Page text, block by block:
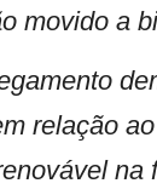
movido a
relação
na